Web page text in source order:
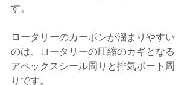
す。
ロータリーのカーボンが溜まりやすい
のは、ロータリーの圧縮のカギとなる
アペックスシール周りと排気ポート周
りです。